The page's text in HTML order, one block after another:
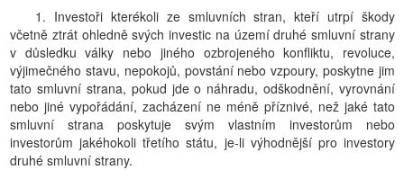
1. Investoři kterékoli ze smluvních stran, kteří utrpí škody
včetně ztrát ohledně svých investic na území druhé smluvní strany
v důsledku války nebo jiného ozbrojeného konfliktu, revoluce,
výjimečného stavu, nepokojů, povstání nebo vzpoury, poskytne jim
tato smluvní strana, pokud jde o náhradu, odškodnění, vyrovnání
nebo jiné vypořádání, zacházení ne méně příznivé, než jaké tato
smluvní strana poskytuje svým vlastním investorům nebo
investorům jakéhokoli třetího státu, je-li výhodnější pro investory
druhé smluvní strany.